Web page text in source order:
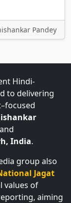
Pandey
to delivering
India
group also
Jagat
values of
aiming
and national